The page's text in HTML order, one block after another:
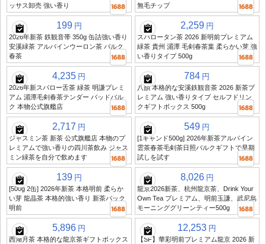
ッサス卸売 強い香り
無毛チップ
199 円
2026年新茶 鉄観音帯 350g 缶詰強い香り
安溪緑茶 アルパインウーロン茶 バルク
春茶
2,259 円
スパロータン茶 2026 新明前プレミアム
緑茶 貴州 湄潭 毛剣春茶葉 柔らかい芽 強
い香りタイプ 500g
4,235 円
2026年新スパロー舌茶 緑茶 明謙プレミ
アム 湄潭毛剣春茶テンダー バッドバル
ク 本物公式旗艦店
784 円
八韻 本格的な安溪鉄観音茶 2026 新茶プ
レミアム 強い香りタイプ セルフドリン
クギフトボックス 500g
2,717 円
ジャスミン茶 新茶 公式旗艦店 本物のプ
レミアムで強い香りの四川茶飲み ジャス
ミン緑茶を自分で飲めます
549 円
[1キャンド500g] 2026年新茶アルパイン
雲茶春茶毛剣茶日照バルクギフトで早期
試しを試す
139 円
[500g 2缶] 2026年新茶 本格明前 柔らか
い芽 龍晶茶 本格的強い香り 新茶パック
明前
8,026 円
龍京2026新茶、杭州龍京茶、Drink Your
Own Tea プレミアム、明前玉謙、武尼烏
モーニンググリーンティー500g
5,896 円
西湖月茶 本格的な龍京茶ギフトボックス
12,253 円
【SF】華彩明前プレミアム龍京 2026 新